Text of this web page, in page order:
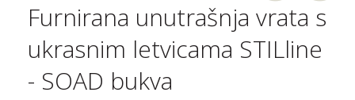
Furnirana unutrašnja vrata s
ukrasnim letvicama STILline
- SOAD bukva